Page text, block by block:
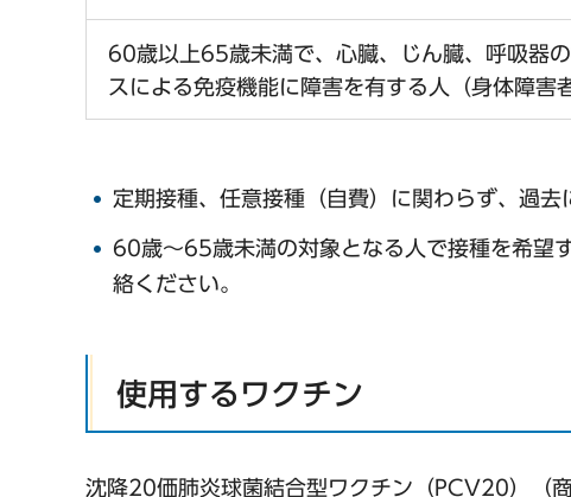
60歳以上65歳未満で、心臓、じん臓、呼吸器
スによる免疫機能に障害を有する人（身体障害
定期接種、任意接種（自費）に関わらず、過
60歳～65歳未満の対象となる人で接種を希
絡ください。
使用するワクチン
沈降20価肺炎球菌結合型ワクチン（PCV20）（